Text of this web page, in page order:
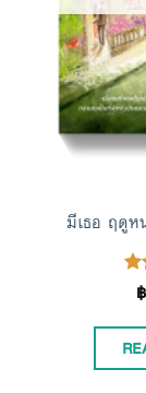
มีเธอ ฤดูห
฿